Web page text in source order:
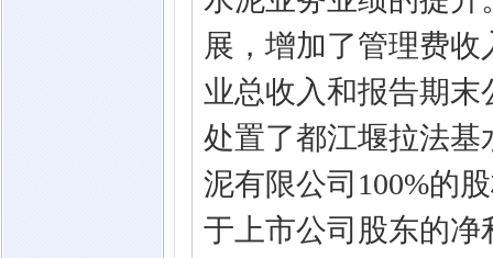
展，增加了管理费
业总收入和报告期
处置了都江堰拉法基
泥有限公司100%的
于上市公司股东的